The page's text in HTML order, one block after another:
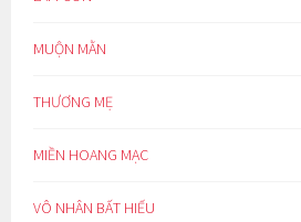
MUỘN MẰN
THƯƠNG MẸ
MIỀN HOANG MẠC
VÔ NHÂN BẤT HIẾU